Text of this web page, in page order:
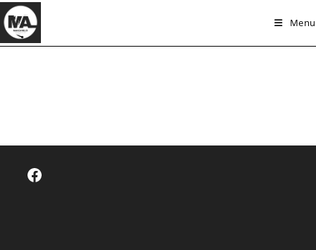
Skip
to
content
Menu
Facebook